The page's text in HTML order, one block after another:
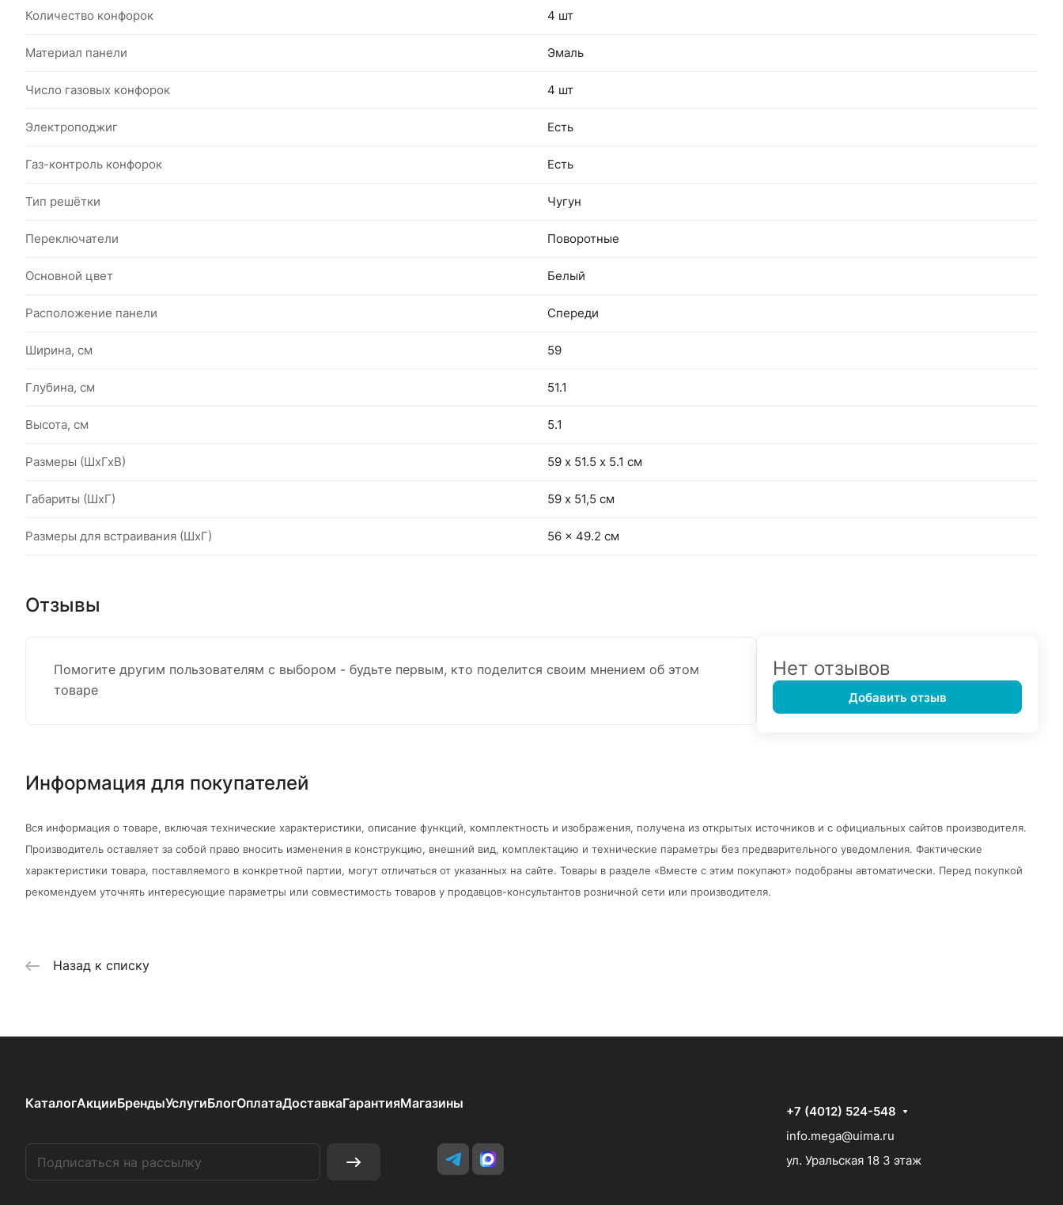
Количество конфорок 4 шт
Материал панели Эмаль
Число газовых конфорок 4 шт
Электроподжиг Есть
Газ-контроль конфорок Есть
Тип решётки Чугун
Переключатели Поворотные
Основной цвет Белый
Расположение панели Спереди
Ширина, см 59
Глубина, см 51.1
Высота, см 5.1
Размеры (ШхГхВ) 59 х 51.5 х 5.1 см
Габариты (ШхГ) 59 х 51,5 см
Размеры для встраивания (ШхГ) 56 x 49.2 см
Отзывы
Помогите другим пользователям с выбором - будьте первым, кто поделится своим мнением об этом
товаре
Нет отзывов
Добавить отзыв
Информация для покупателей
Вся информация о товаре, включая технические характеристики, описание функций, комплектность и изображения, получена из открытых источников и с официальных сайтов производителя.
Производитель оставляет за собой право вносить изменения в конструкцию, внешний вид, комплектацию и технические параметры без предварительного уведомления. Фактические
характеристики товара, поставляемого в конкретной партии, могут отличаться от указанных на сайте. Товары в разделе «Вместе с этим покупают» подобраны автоматически. Перед покупкой
рекомендуем уточнять интересующие параметры или совместимость товаров у продавцов-консультантов розничной сети или производителя.
Назад к списку
КаталогАкцииБрендыУслугиБлогОплатаДоставкаГарантияМагазины
+7 (4012) 524-548
info.mega@uima.ru
ул. Уральская 18 3 этаж